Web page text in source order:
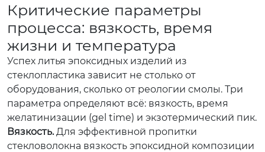
Критические параметры
процесса: вязкость, время
жизни и температура
Успех литья эпоксидных изделий из
стеклопластика зависит не столько от
оборудования, сколько от реологии смолы. Три
параметра определяют всё: вязкость, время
желатинизации (gel time) и экзотермический пик.
Вязкость.Для эффективной пропитки
стекловолокна вязкость эпоксидной композиции